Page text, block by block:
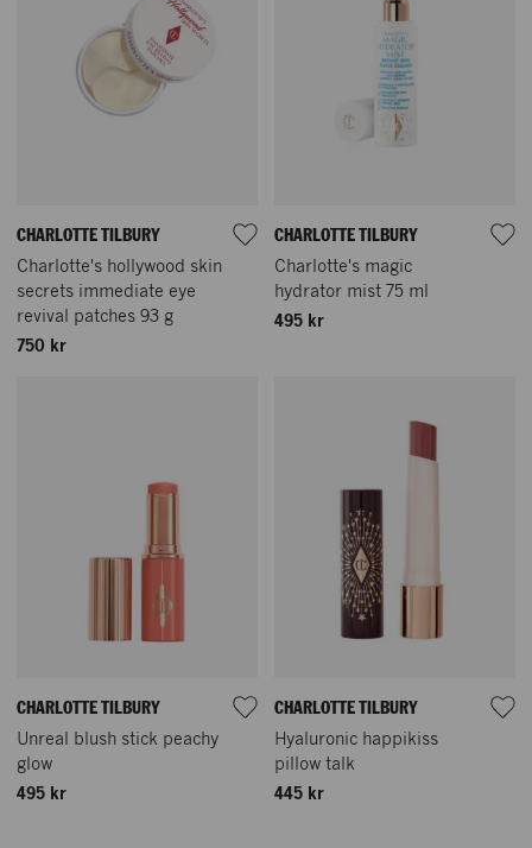
CHARLOTTE TILBURY
Charlotte's hollywood skin
secrets immediate eye
revival patches 93 g
750 kr
CHARLOTTE TILBURY
Charlotte's magic
hydrator mist 75 ml
495 kr
CHARLOTTE TILBURY
Unreal blush stick peachy
glow
495 kr
CHARLOTTE TILBURY
Hyaluronic happikiss
pillow talk
445 kr